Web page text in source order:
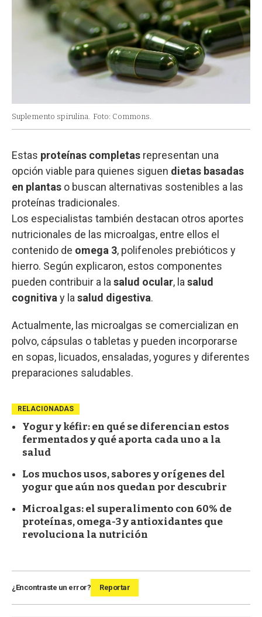
Suplemento spirulina. Foto: Commons.
Estas proteínas completas representan una
opción viable para quienes siguen dietas basadas
en plantas o buscan alternativas sostenibles a las
proteínas tradicionales.
Los especialistas también destacan otros aportes
nutricionales de las microalgas, entre ellos el
contenido de omega 3, polifenoles prebióticos y
hierro. Según explicaron, estos componentes
pueden contribuir a lasalud ocular, lasalud
cognitivay lasalud digestiva.
Actualmente, las microalgas se comercializan en
polvo, cápsulas o tabletas y pueden incorporarse
en sopas, licuados, ensaladas, yogures y diferentes
preparaciones saludables.
RELACIONADAS
Yogur y kéfir: en qué se diferencian estos
fermentados y qué aporta cada uno a la
salud
Los muchos usos, sabores y orígenes del
yogur que aún nos quedan por descubrir
Microalgas: el superalimento con 60% de
proteínas, omega-3 y antioxidantes que
revoluciona la nutrición
¿Encontraste un error? Reportar